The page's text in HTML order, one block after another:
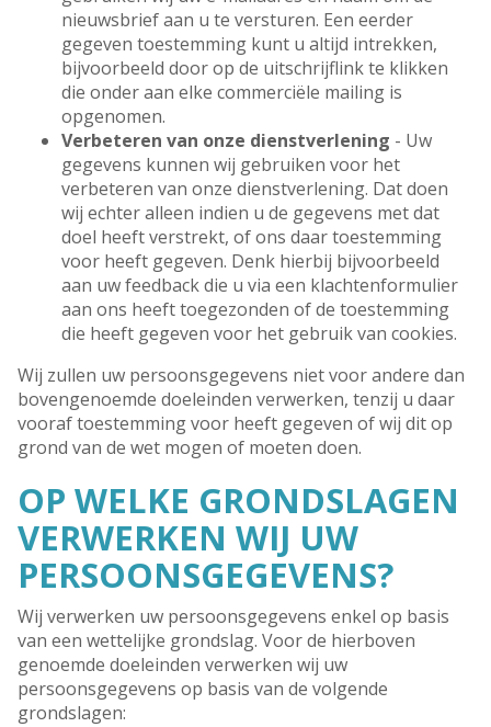
nieuwsbrief aan u te versturen. Een eerder
gegeven toestemming kunt u altijd intrekken,
bijvoorbeeld door op de uitschrijflink te klikken
die onder aan elke commerciële mailing is
opgenomen.
Verbeteren van onze dienstverlening - Uw
gegevens kunnen wij gebruiken voor het
verbeteren van onze dienstverlening. Dat doen
wij echter alleen indien u de gegevens met dat
doel heeft verstrekt, of ons daar toestemming
voor heeft gegeven. Denk hierbij bijvoorbeeld
aan uw feedback die u via een klachtenformulier
aan ons heeft toegezonden of de toestemming
die heeft gegeven voor het gebruik van cookies.
Wij zullen uw persoonsgegevens niet voor andere dan
bovengenoemde doeleinden verwerken, tenzij u daar
vooraf toestemming voor heeft gegeven of wij dit op
grond van de wet mogen of moeten doen.
OP WELKE GRONDSLAGEN
VERWERKEN WIJ UW
PERSOONSGEGEVENS?
Wij verwerken uw persoonsgegevens enkel op basis
van een wettelijke grondslag. Voor de hierboven
genoemde doeleinden verwerken wij uw
persoonsgegevens op basis van de volgende
grondslagen: